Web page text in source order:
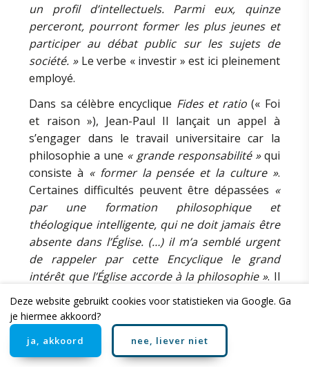
un profil d’intellectuels. Parmi eux, quinze
perceront, pourront former les plus jeunes et
participer au débat public sur les sujets de
société. »Le verbe « investir » est ici pleinement
employé.
Dans sa célèbre encyclique Fides et ratio (« Foi
et raison »), Jean-Paul II lançait un appel à
s’engager dans le travail universitaire car la
philosophie a une « grande responsabilité »qui
consiste à « former la pensée et la culture ».
Certaines difficultés peuvent être dépassées «
par une formation philosophique et
théologique intelligente, qui ne doit jamais être
absente dans l’Église. (…) il m’a semblé urgent
de rappeler par cette Encyclique le grand
intérêt que l’Église accorde à la philosophie ». Il
parle ainsi de
« l’effort de la recherche »
et des
chercheurs qui font preuve de
. Leur
travail est une
« tâche », une« lourde charge »
un« devoir »
. En ce sens, le travail de recherche,
d’enseignement et de transmission est un
Deze website gebruikt cookies voor statistieken via Google. Ga
je hiermee akkoord?
ja, akkoord nee, liever niet